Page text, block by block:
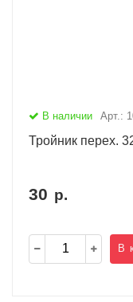
В наличии Арт.:
Тройник перех.
30 р.
В